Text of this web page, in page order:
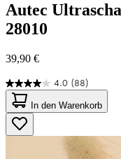
Autec
28010
39,90 €
4.0 (88)
4.0
von
5
Sternen.
88
Bewertungen
In den Warenkorb